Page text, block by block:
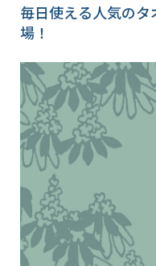
毎日使える人気の
場！